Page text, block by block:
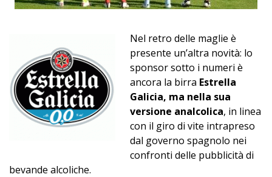
Nel retro delle maglie è
presente un’altra novità: lo
sponsor sotto i numeri è
ancora la birra Estrella
Galicia, ma nella sua
versione analcolica, in linea
con il giro di vite intrapreso
dal governo spagnolo nei
confronti delle pubblicità di
bevande alcoliche.